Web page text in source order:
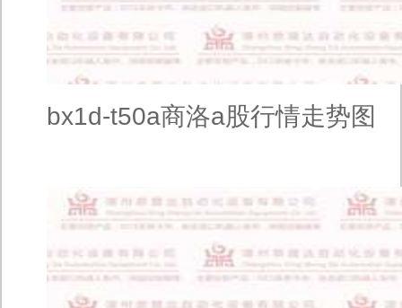
bx1d-t50a商洛a股行情走势图